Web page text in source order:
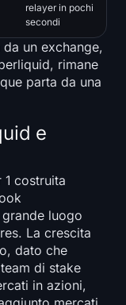
relayer in pochi
secondi
un exchange,
rimane
parta da una
e
costruita
luogo
La crescita
dato che
di stake
in azioni,